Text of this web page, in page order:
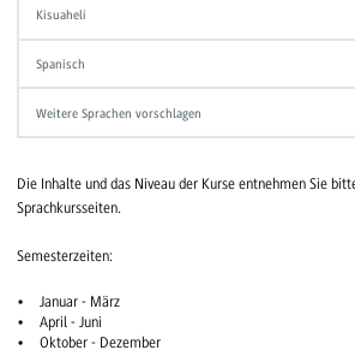
Kisuaheli
Spanisch
Weitere Sprachen vorschlagen
Die Inhalte und das Niveau der Kurse entnehmen Sie
Sprachkursseiten.
Semesterzeiten:
Januar - März
April - Juni
Oktober - Dezember